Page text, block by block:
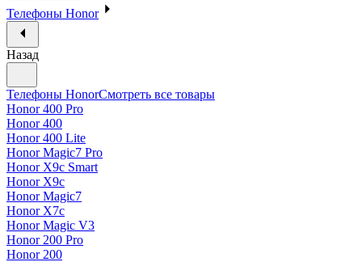
Телефоны Honor
Назад
Телефоны HonorСмотреть все товары
Honor 400 Pro
Honor 400
Honor 400 Lite
Honor Magic7 Pro
Honor X9c Smart
Honor X9c
Honor Magic7
Honor X7c
Honor Magic V3
Honor 200 Pro
Honor 200